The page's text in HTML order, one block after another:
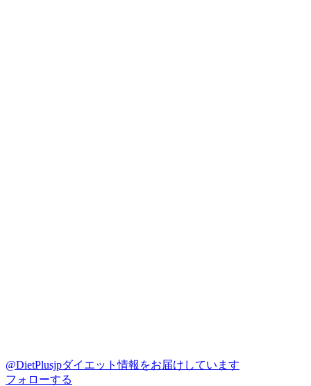
@DietPlusjpダイエット情報をお届けしています
フォローする